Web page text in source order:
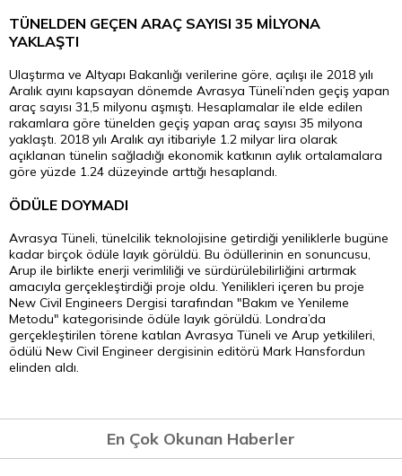
TÜNELDEN GEÇEN ARAÇ SAYISI 35 MİLYONA
YAKLAŞTI
Ulaştırma ve Altyapı Bakanlığı verilerine göre, açılışı ile 2018 yılı
Aralık ayını kapsayan dönemde Avrasya Tüneli’nden geçiş yapan
araç sayısı 31,5 milyonu aşmıştı. Hesaplamalar ile elde edilen
rakamlara göre tünelden geçiş yapan araç sayısı 35 milyona
yaklaştı. 2018 yılı Aralık ayı itibariyle 1.2 milyar lira olarak
açıklanan tünelin sağladığı ekonomik katkının aylık ortalamalara
göre yüzde 1.24 düzeyinde arttığı hesaplandı.
ÖDÜLE DOYMADI
Avrasya Tüneli, tünelcilik teknolojisine getirdiği yeniliklerle bugüne
kadar birçok ödüle layık görüldü. Bu ödüllerinin en sonuncusu,
Arup ile birlikte enerji verimliliği ve sürdürülebilirliğini artırmak
amacıyla gerçekleştirdiği proje oldu. Yenilikleri içeren bu proje
New Civil Engineers Dergisi tarafından "Bakım ve Yenileme
Metodu" kategorisinde ödüle layık görüldü. Londra’da
gerçekleştirilen törene katılan Avrasya Tüneli ve Arup yetkilileri,
ödülü New Civil Engineer dergisinin editörü Mark Hansfordun
elinden aldı.
En Çok Okunan Haberler